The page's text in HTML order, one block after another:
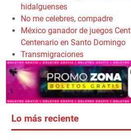
hidalguenses
No me celebres, compadre
México ganador de juegos
Centenario en Santo Domingo
Transmigraciones
Lo más reciente